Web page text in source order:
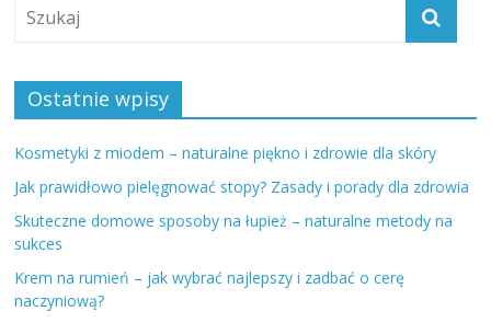
Ostatnie wpisy
Kosmetyki z miodem – naturalne piękno i zdrowie dla skóry
Jak prawidłowo pielęgnować stopy? Zasady i porady dla zdrowia
Skuteczne domowe sposoby na łupież – naturalne metody na
sukces
Krem na rumień – jak wybrać najlepszy i zadbać o cerę
naczyniową?